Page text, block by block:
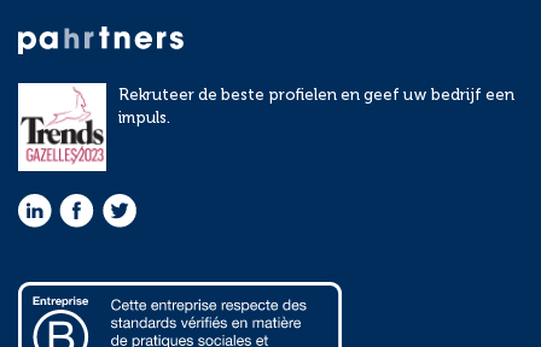
Rekruteer de beste profielen en geef uw bedrijf een
impuls.